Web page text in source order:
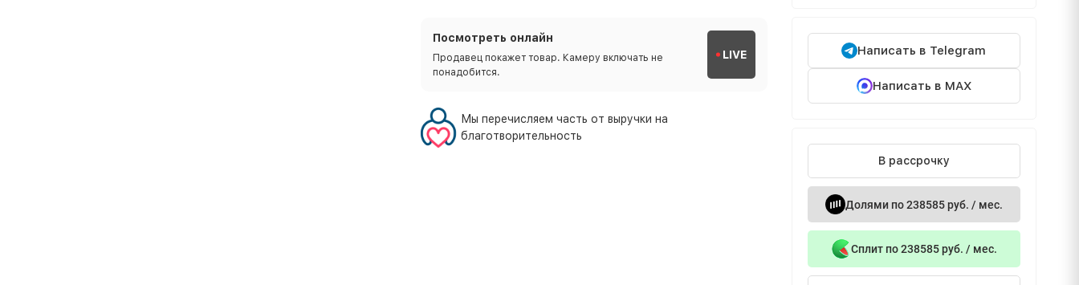
Посмотреть онлайн
Продавец покажет товар. Камеру включать не
понадобится.
LIVE
Мы перечисляем часть от выручки на
благотворительность
Написать в Telegram
Написать в MAX
В рассрочку
Долями по 238585 руб. / мес.
Сплит по 238585 руб. / мес.